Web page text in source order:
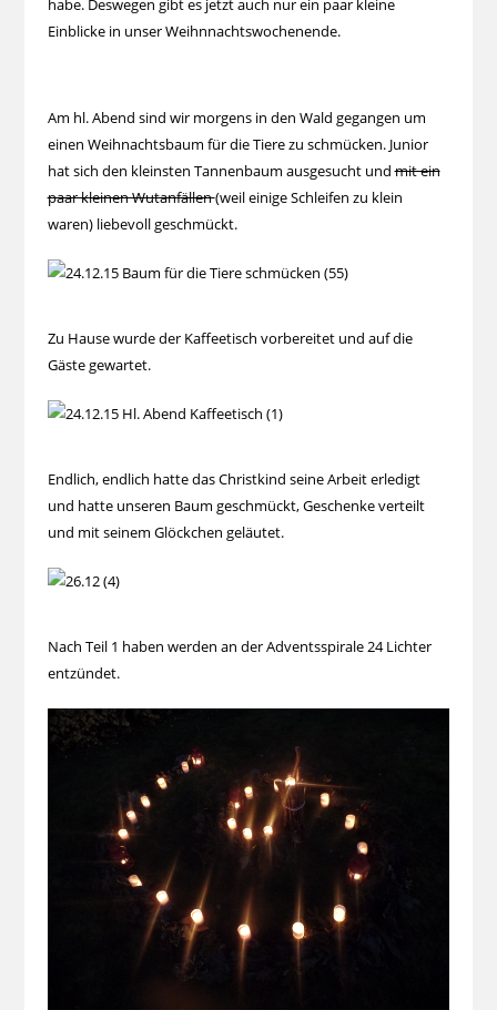
habe. Deswegen gibt es jetzt auch nur ein paar kleine
Einblicke in unser Weihnnachtswochenende.
Am hl. Abend sind wir morgens in den Wald gegangen um
einen Weihnachtsbaum für die Tiere zu schmücken. Junior
hat sich den kleinsten Tannenbaum ausgesucht undmit ein
paar kleinen Wutanfällen(weil einige Schleifen zu klein
waren) liebevoll geschmückt.
Zu Hause wurde der Kaffeetisch vorbereitet und auf die
Gäste gewartet.
Endlich, endlich hatte das Christkind seine Arbeit erledigt
und hatte unseren Baum geschmückt, Geschenke verteilt
und mit seinem Glöckchen geläutet.
Nach Teil 1 haben werden an der Adventsspirale 24 Lichter
entzündet.